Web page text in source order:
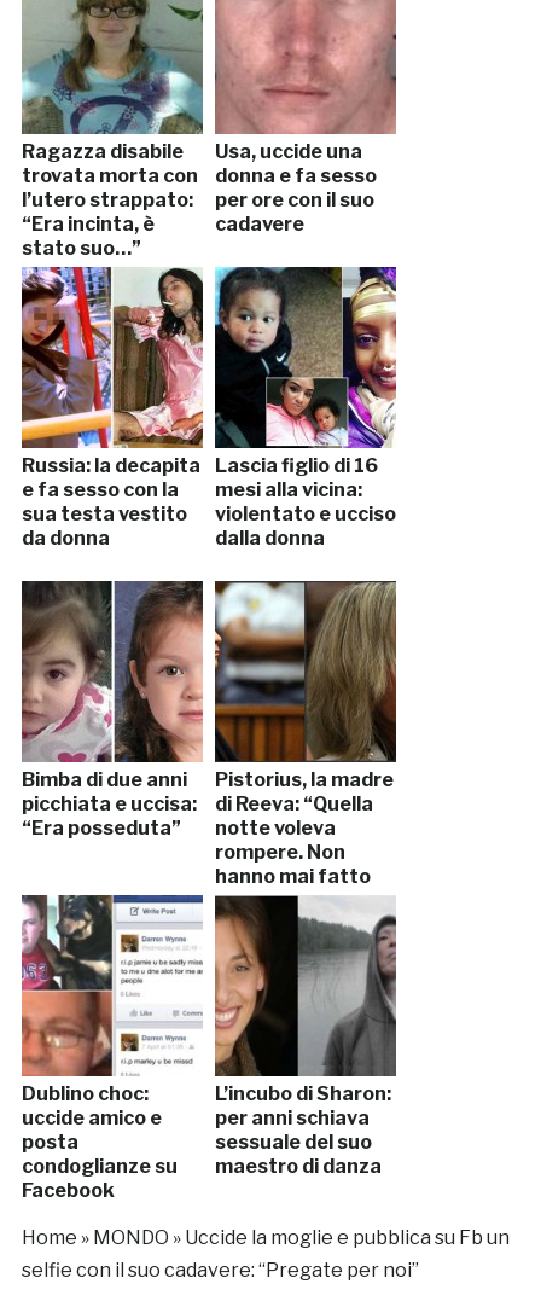
Ragazza disabile
trovata morta con
l’utero strappato:
“Era incinta, è
stato suo…”
Usa, uccide una
donna e fa sesso
per ore con il suo
cadavere
Russia: la decapita
e fa sesso con la
sua testa vestito
da donna
Lascia figlio di 16
mesi alla vicina:
violentato e ucciso
dalla donna
Bimba di due anni
picchiata e uccisa:
“Era posseduta”
Pistorius, la madre
di Reeva: “Quella
notte voleva
rompere. Non
hanno mai fatto
sesso”
Dublino choc:
uccide amico e
posta
condoglianze su
Facebook
L’incubo di Sharon:
per anni schiava
sessuale del suo
maestro di danza
Home » MONDO » Uccide la moglie e pubblica su Fb un
selfie con il suo cadavere: “Pregate per noi”